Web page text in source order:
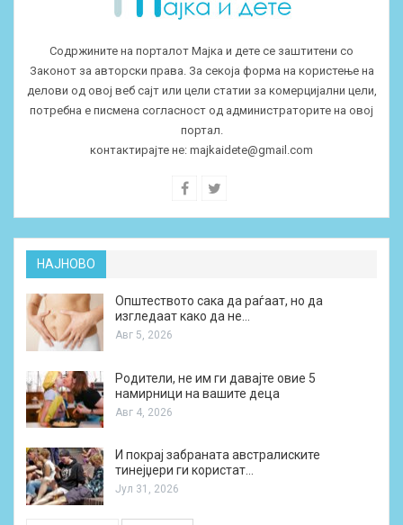
Содржините на порталот Мајка и дете се заштитени со
Законот за авторски права. За секоја форма на користење на
делови од овој веб сајт или цели статии за комерцијални цели,
потребна е писмена согласност од администраторите на овој
портал.
контактирајте не: majkaidete@gmail.com
НАЈНОВО
Општеството сака да раѓаат, но да
изгледаат како да не…
Авг 5, 2026
Родители, не им ги давајте овие 5
намирници на вашите деца
Авг 4, 2026
И покрај забраната австралиските
тинејџери ги користат…
Јул 31, 2026